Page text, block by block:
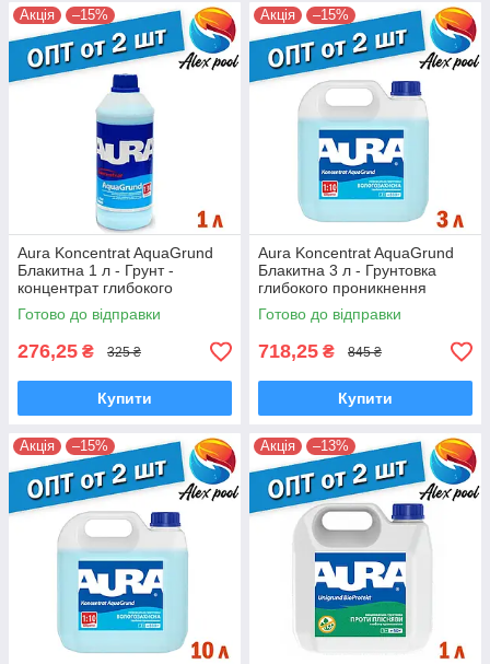
Акція –15%
Aura Koncentrat AquaGrund
Блакитна 1 л - Грунт -
концентрат глибокого
проникнення, вологозахисна
Готово до відправки
276,25 ₴ 325 ₴
Купити
Акція –15%
Aura Koncentrat AquaGrund
Блакитна 3 л - Грунтовка
глибокого проникнення
вологозахисна, концентрат
Готово до відправки
718,25 ₴ 845 ₴
Купити
Акція –15% Акція –13%